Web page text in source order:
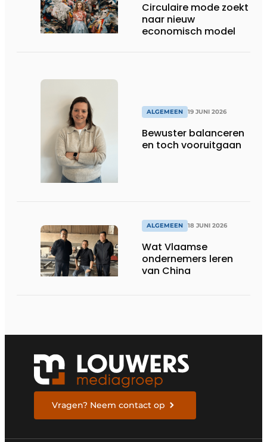
Circulaire mode zoekt
naar nieuw
economisch model
ALGEMEEN 19 JUNI 2026
Bewuster balanceren
en toch vooruitgaan
ALGEMEEN 18 JUNI 2026
Wat Vlaamse
ondernemers leren
van China
Vragen? Neem contact op